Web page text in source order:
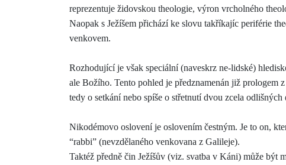
reprezentuje židovskou theologie, výron vrcholného
Naopak s Ježíšem přichází ke slovu takříkajíc periférie
venkovem.
Rozhodující je však speciální (naveskrz ne-lidské)
ale Božího. Tento pohled je předznamenán již prologem
tedy o setkání nebo spíše o střetnutí dvou zcela
Nikodémovo oslovení je oslovením čestným. Je to on,
“rabbi” (nevzdělaného venkovana z Galileje).
Taktéž předně čin Ježíšův (viz. svatba v Káni) může být